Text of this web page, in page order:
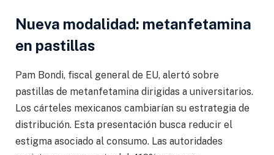
Nueva modalidad: metanfetamina
en pastillas
Pam Bondi, fiscal general de EU, alertó sobre
pastillas de metanfetamina dirigidas a universitarios.
Los cárteles mexicanos cambiarían su estrategia de
distribución. Esta presentación busca reducir el
estigma asociado al consumo. Las autoridades